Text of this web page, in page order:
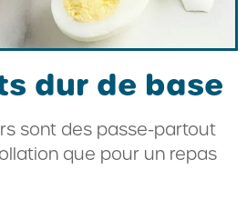
dur de base
sont des passe-partout
que pour un repas